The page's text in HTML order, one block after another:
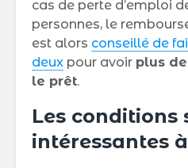
cas de perte d’emploi
personnes, le
est alors conseillé de
deux pour avoir plus
le prêt.
Les conditions
intéressantes